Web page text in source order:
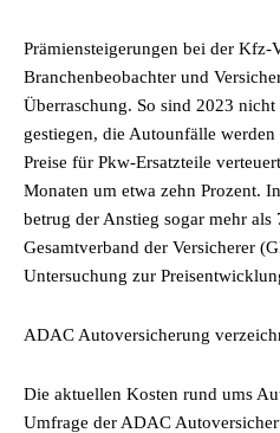
Prämiensteigerungen bei der Kfz-
Branchenbeobachter und
Überraschung. So sind 2023
gestiegen, die Autounfälle
Preise für Pkw-Ersatzteile
Monaten um etwa zehn Prozent.
betrug der Anstieg sogar mehr als
Gesamtverband der Versicherer
Untersuchung zur
ADAC Autoversicherung
Die aktuellen Kosten rund ums
Umfrage der ADAC